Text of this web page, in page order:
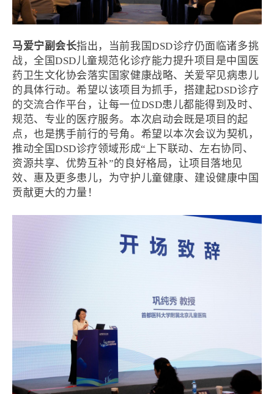
马爱宁副会长指出，当前我国DSD诊疗仍面临诸多挑
战，全国DSD儿童规范化诊疗能力提升项目是中国医
药卫生文化协会落实国家健康战略、关爱罕见病患儿
的具体行动。希望以该项目为抓手，搭建起DSD诊疗
的交流合作平台，让每一位DSD患儿都能得到及时、
规范、专业的医疗服务。本次启动会既是项目的起
点，也是携手前行的号角。希望以本次会议为契机，
推动全国DSD诊疗领域形成“上下联动、左右协同、
资源共享、优势互补”的良好格局，让项目落地见
效、惠及更多患儿，为守护儿童健康、建设健康中国
贡献更大的力量！